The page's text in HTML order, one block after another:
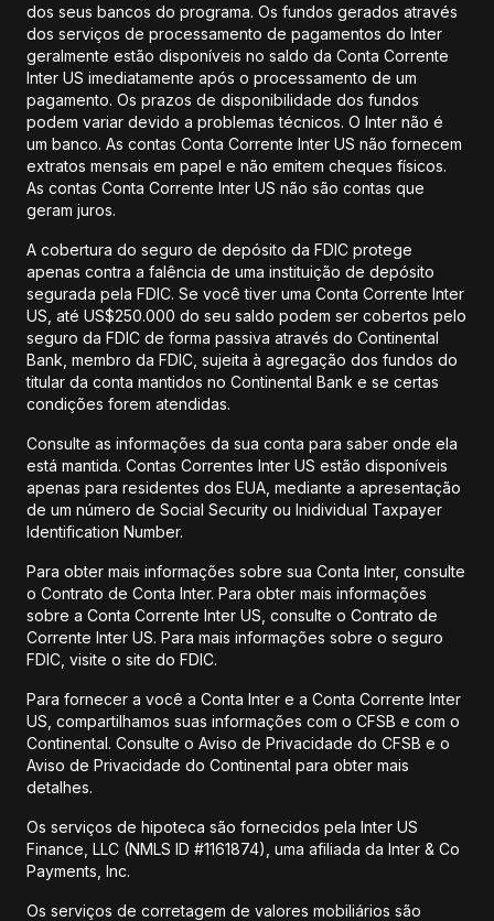
dos seus bancos do programa. Os fundos gerados através
dos serviços de processamento de pagamentos do Inter
geralmente estão disponíveis no saldo da Conta Corrente
Inter US imediatamente após o processamento de um
pagamento. Os prazos de disponibilidade dos fundos
podem variar devido a problemas técnicos. O Inter não é
um banco. As contas Conta Corrente Inter US não fornecem
extratos mensais em papel e não emitem cheques físicos.
As contas Conta Corrente Inter US não são contas que
geram juros.
A cobertura do seguro de depósito da FDIC protege
apenas contra a falência de uma instituição de depósito
segurada pela FDIC. Se você tiver uma Conta Corrente Inter
US, até US$250.000 do seu saldo podem ser cobertos pelo
seguro da FDIC de forma passiva através do Continental
Bank, membro da FDIC, sujeita à agregação dos fundos do
titular da conta mantidos no Continental Bank e se certas
condições forem atendidas.
Consulte as informações da sua conta para saber onde ela
está mantida. Contas Correntes Inter US estão disponíveis
apenas para residentes dos EUA, mediante a apresentação
de um número de Social Security ou Inidividual Taxpayer
Identification Number.
Para obter mais informações sobre sua Conta Inter, consulte
o Contrato de Conta Inter. Para obter mais informações
sobre a Conta Corrente Inter US, consulte o Contrato de
Corrente Inter US. Para mais informações sobre o seguro
FDIC, visite o site do FDIC.
Para fornecer a você a Conta Inter e a Conta Corrente Inter
US, compartilhamos suas informações com o CFSB e com o
Continental. Consulte o Aviso de Privacidade do CFSB e o
Aviso de Privacidade do Continental para obter mais
detalhes.
Os serviços de hipoteca são fornecidos pela Inter US
Finance, LLC (NMLS ID #1161874), uma afiliada da Inter & Co
Payments, Inc.
Os serviços de corretagem de valores mobiliários são